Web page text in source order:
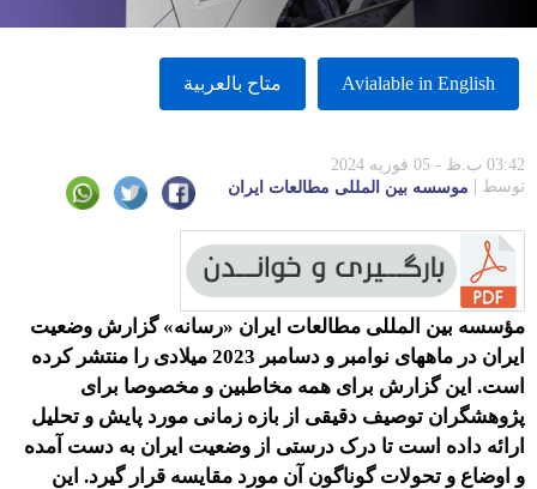
Avialable in English متاح بالعربية
03:42 ب.ظ - 05 فوریه 2024
توسط
موسسه بين المللى مطالعات ايران
مؤسسه بین المللی مطالعات ایران «رسانه» گزارش وضعیت
ایران در ماههای نوامبر و دسامبر 2023 میلادی را منتشر کرده
است. این گزارش برای همه مخاطبین و مخصوصا برای
پژوهشگران توصیف دقیقی از بازه زمانی مورد پایش و تحلیل
ارائه داده است تا درک درستی از وضعیت ایران به دست آمده
و اوضاع و تحولات گوناگون آن مورد مقایسه قرار گیرد. این